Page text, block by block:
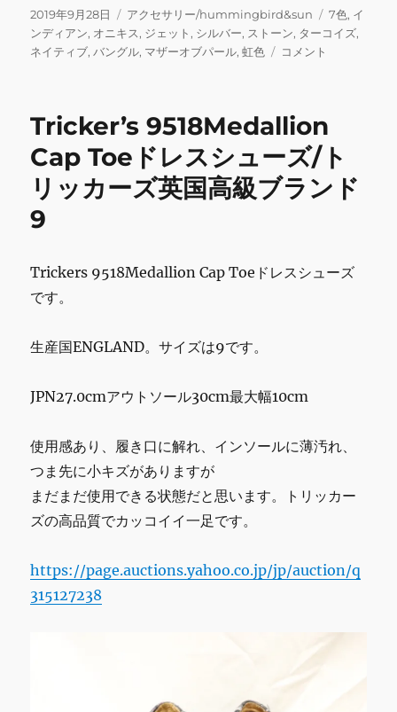
c
e
o
k
it
te
ai
l
e m
bl
ai
l
投
稿
日:
2019年9月28日
カ
テ
ゴ
アクセサリー/hummingbird&sun
タ
グ
7色, イ
ンディアン, オニキス, ジェット, シルバー, ストーン, ターコイズ,
ネイティブ,バングル, マザーオブパール,虹色
7
ー
バ
ン
グ
ン
テ
ブ
フ
一
コメント
Tricker’s 9518Medallion
Cap Toeドレスシューズ/ト
リッカーズ英国高級ブランド
9
Trickers 9518Medallion Cap Toeドレスシューズ
です。
生産国ENGLAND。サイズは9です。
JPN27.0cmアウトソール30cm最大幅10cm
使用感あり、履き口に解れ、インソールに薄汚れ、
つま先に小キズがありますが
まだまだ使用できる状態だと思います。トリッカー
ズの高品質でカッコイイ一足です。
https://page.auctions.yahoo.co.jp/jp/auction/q
315127238